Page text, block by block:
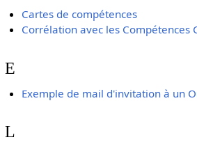
Cartes de compétences
Corrélation avec les Compétences
E
Exemple de mail d'invitation à un
L